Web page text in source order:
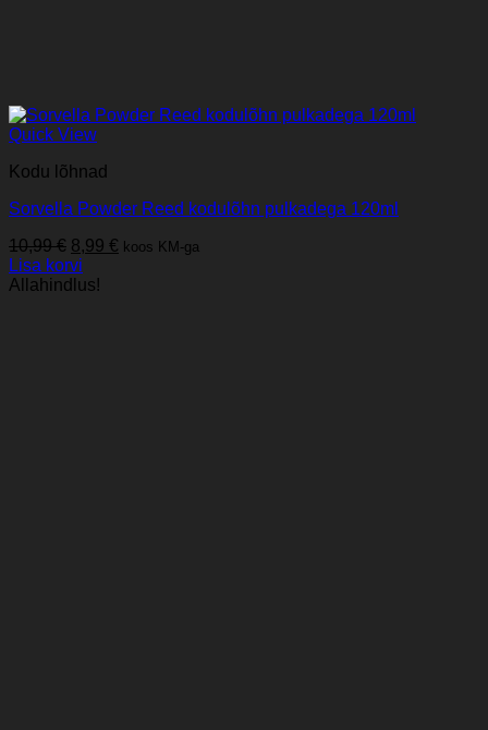
Quick View
Kodu lõhnad
Sorvella Powder Reed kodulõhn pulkadega 120ml
10,99€ Algne
hind
oli:
8,99 € Praegune
koos KM-ga
Lisa korvi
Allahindlus!